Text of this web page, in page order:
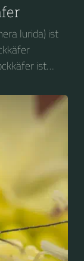
lurida) ist
ist